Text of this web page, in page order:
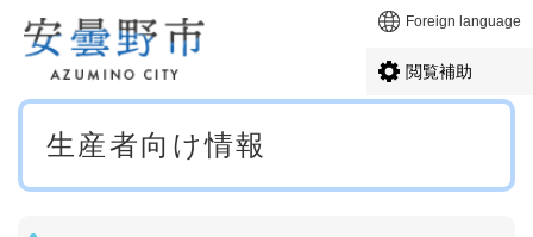
メニューを飛ばして本文へ Foreign language
閲覧補助
本
生産者向け情報